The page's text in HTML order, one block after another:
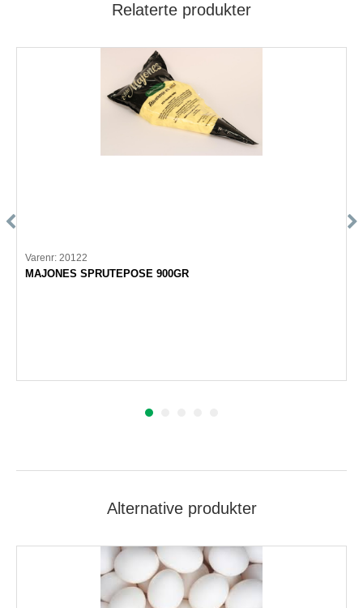
Relaterte produkter
Varenr: 20122
MAJONES SPRUTEPOSE 900GR
Alternative produkter